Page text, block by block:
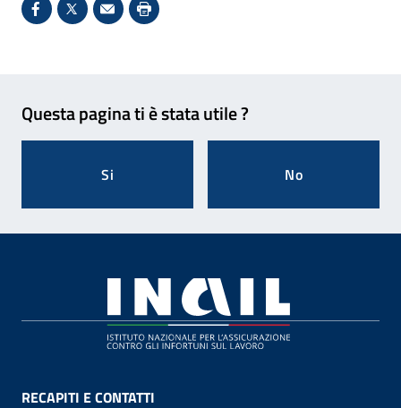
Condividi su Facebook - Sito esterno - Apertura in
X - Sito esterno - Apertura in nuova finestra
Invio Mail: apre il programma di posta
Stampa pagina: scelta meno
Questa pagina ti è stata utile ?
Si No
RECAPITI E CONTATTI